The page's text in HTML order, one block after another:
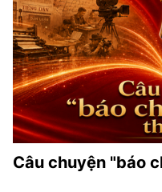
Câu chuyện "báo